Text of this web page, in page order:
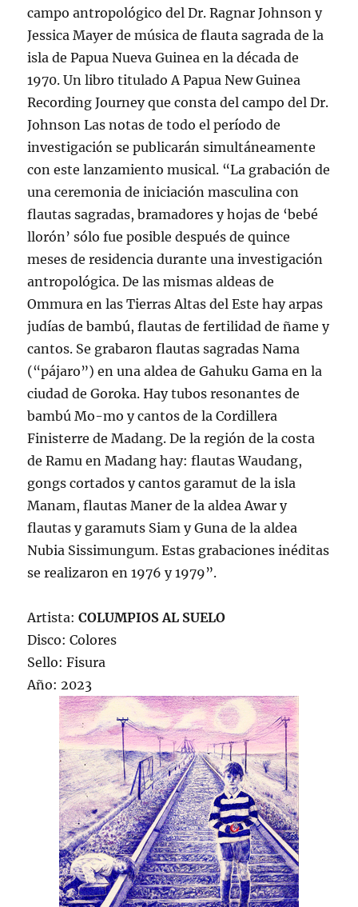
campo antropológico del Dr. Ragnar Johnson y
Jessica Mayer de música de flauta sagrada de la
isla de Papua Nueva Guinea en la década de
1970. Un libro titulado A Papua New Guinea
Recording Journey que consta del campo del Dr.
Johnson Las notas de todo el período de
investigación se publicarán simultáneamente
con este lanzamiento musical. “La grabación de
una ceremonia de iniciación masculina con
flautas sagradas, bramadores y hojas de ‘bebé
llorón’ sólo fue posible después de quince
meses de residencia durante una investigación
antropológica. De las mismas aldeas de
Ommura en las Tierras Altas del Este hay arpas
judías de bambú, flautas de fertilidad de ñame y
cantos. Se grabaron flautas sagradas Nama
(“pájaro”) en una aldea de Gahuku Gama en la
ciudad de Goroka. Hay tubos resonantes de
bambú Mo-mo y cantos de la Cordillera
Finisterre de Madang. De la región de la costa
de Ramu en Madang hay: flautas Waudang,
gongs cortados y cantos garamut de la isla
Manam, flautas Maner de la aldea Awar y
flautas y garamuts Siam y Guna de la aldea
Nubia Sissimungum. Estas grabaciones inéditas
se realizaron en 1976 y 1979”.
Artista:COLUMPIOS AL SUELO
Disco: Colores
Sello: Fisura
Año: 2023